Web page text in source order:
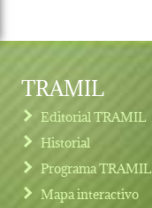
TRAMIL
Editorial TRAMIL
Historial
Programa TRAMIL
Mapa interactivo